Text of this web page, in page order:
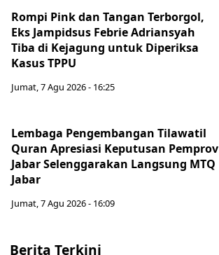
Rompi Pink dan Tangan Terborgol,
Eks Jampidsus Febrie Adriansyah
Tiba di Kejagung untuk Diperiksa
Kasus TPPU
Jumat, 7 Agu 2026 - 16:25
Lembaga Pengembangan Tilawatil
Quran Apresiasi Keputusan Pemprov
Jabar Selenggarakan Langsung MTQ
Jabar
Jumat, 7 Agu 2026 - 16:09
Berita Terkini